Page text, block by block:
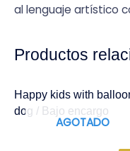
al lenguaje artístico
Productos
Happy kids with
dog / Bajo encargo
AGOTADO